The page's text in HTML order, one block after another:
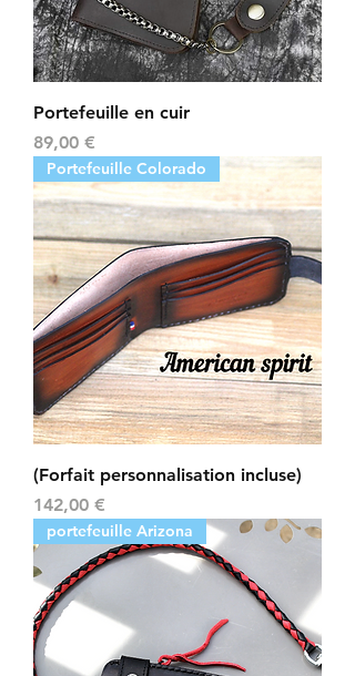
Portefeuille en cuir
Prix
89,00 €
Portefeuille Colorado
(Forfait personnalisation incluse)
Prix
142,00 €
portefeuille Arizona